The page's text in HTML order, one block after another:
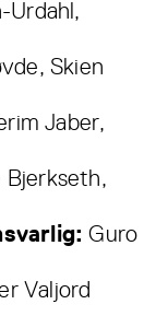
Urdahl,
Skien
Jaber,
Bjerkseth,
Guro
Valjord